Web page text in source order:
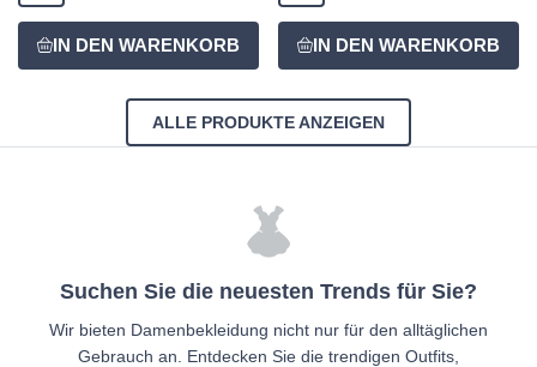
ALLE PRODUKTE ANZEIGEN
Suchen Sie die neuesten Trends für Sie?
Wir bieten Damenbekleidung nicht nur für den alltäglichen
Gebrauch an. Entdecken Sie die trendigen Outfits,